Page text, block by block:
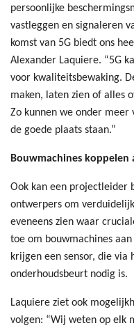
persoonlijke
vastleggen en signaleren
komst van 5G biedt ons
Alexander Laquiere. “5G
voor kwaliteitsbewaking.
maken, laten zien of alles
Zo kunnen we onder
de goede plaats staan.”
Bouwmachines
Ook kan een projectleider
ontwerpers om
eveneens zien waar
toe om bouwmachines
krijgen een sensor, die via
onderhoudsbeurt nodig is.
Laquiere ziet ook
volgen: “Wij weten op elk